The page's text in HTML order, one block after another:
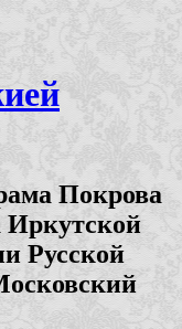
Покрова
Иркутской
Русской